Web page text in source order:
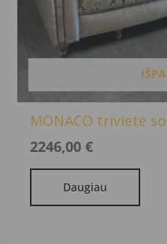
MONACO trivietė
2246,00€
Daugiau